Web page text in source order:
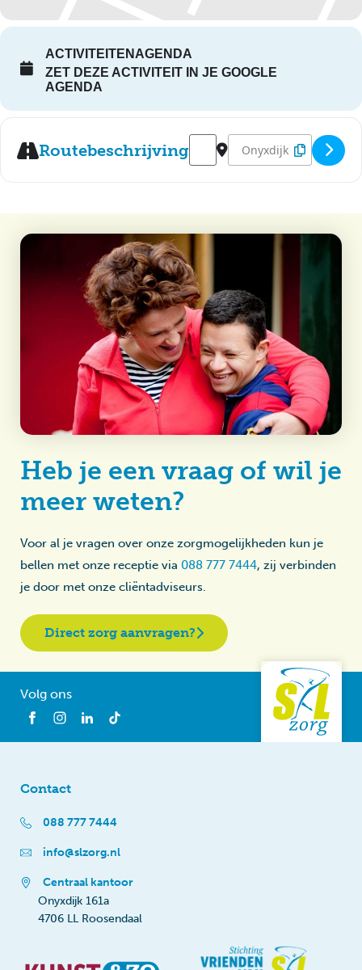
ACTIVITEITENAGENDA
ZET DEZE ACTIVITEIT IN JE GOOGLE
AGENDA
Routebeschrijving
Address - Disco (blarenbal) -
Destination Address -
Heb je een vraag of wil je
meer weten?
Voor al je vragen over onze zorgmogelijkheden kun je
bellen met onze receptie via 088 777 7444, zij verbinden
je door met onze cliëntadviseurs.
Direct zorg aanvragen?
Volg ons
Contact
088 777 7444
info@slzorg.nl
Centraal kantoor
Onyxdijk 161a
4706 LL Roosendaal